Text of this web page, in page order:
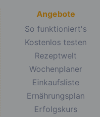
Angebote
So funktioniert's
Kostenlos testen
Rezeptwelt
Wochenplaner
Einkaufsliste
Ernährungsplan
Erfolgskurs